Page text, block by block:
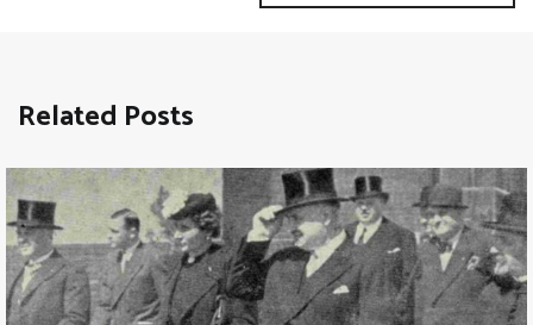
Related Posts